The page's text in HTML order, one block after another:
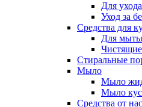
Для
Уход за
Средства для
Для
Чистящие
Стиральные
Мыло
Мыло
Мыло
Средства от